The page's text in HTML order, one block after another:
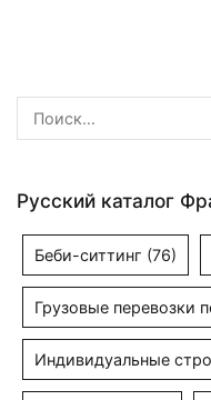
Найти:
Русский каталог
Беби-ситтинг (76)
Грузовые перевозки
Индивидуальные